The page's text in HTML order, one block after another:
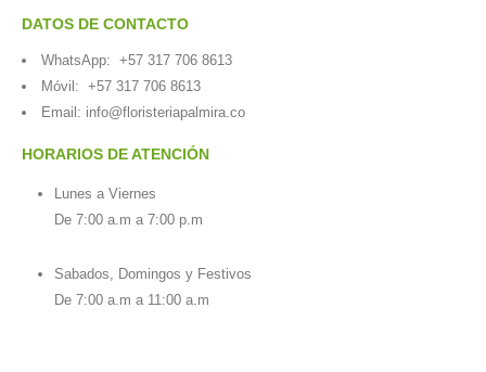
DATOS DE CONTACTO
WhatsApp: +57 317 706 8613
Móvil: +57 317 706 8613
Email: info@floristeriapalmira.co
HORARIOS DE ATENCIÓN
Lunes a Viernes
De 7:00 a.m a 7:00 p.m
Sabados, Domingos y Festivos
De 7:00 a.m a 11:00 a.m